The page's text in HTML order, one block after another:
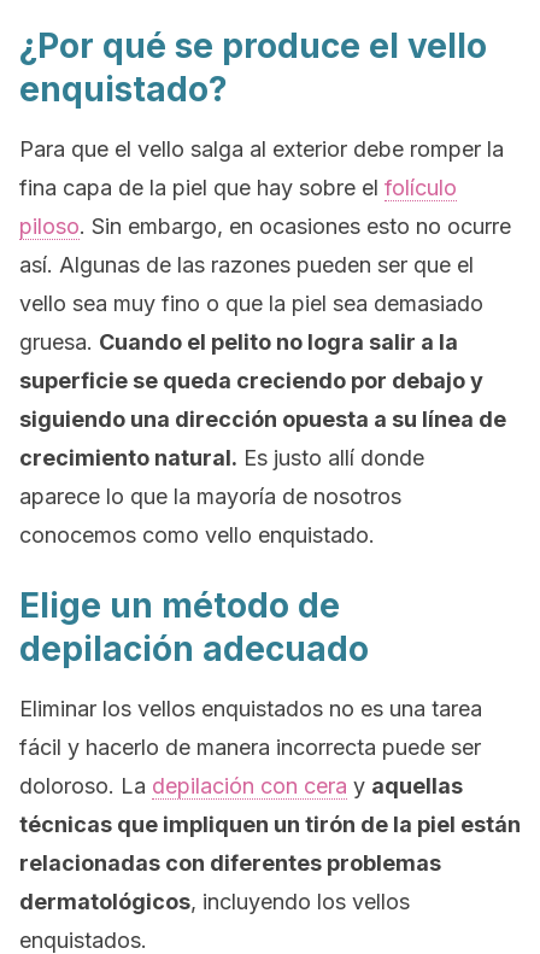
¿Por qué se produce el vello
enquistado?
Para que el vello salga al exterior debe romper la
fina capa de la piel que hay sobre el folículo
piloso. Sin embargo, en ocasiones esto no ocurre
así. Algunas de las razones pueden ser que el
vello sea muy fino o que la piel sea demasiado
gruesa. Cuando el pelito no logra salir a la
superficie se queda creciendo por debajo y
siguiendo una dirección opuesta a su línea de
crecimiento natural. Es justo allí donde
aparece lo que la mayoría de nosotros
conocemos como vello enquistado.
Elige un método de
depilación adecuado
Eliminar los vellos enquistados no es una tarea
fácil y hacerlo de manera incorrecta puede ser
doloroso. La depilación con cera y aquellas
técnicas que impliquen un tirón de la piel están
relacionadas con diferentes problemas
dermatológicos, incluyendo los vellos
enquistados.